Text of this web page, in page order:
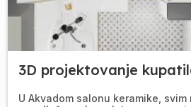
3D projektovanje
U Akvadom salonu keramike,